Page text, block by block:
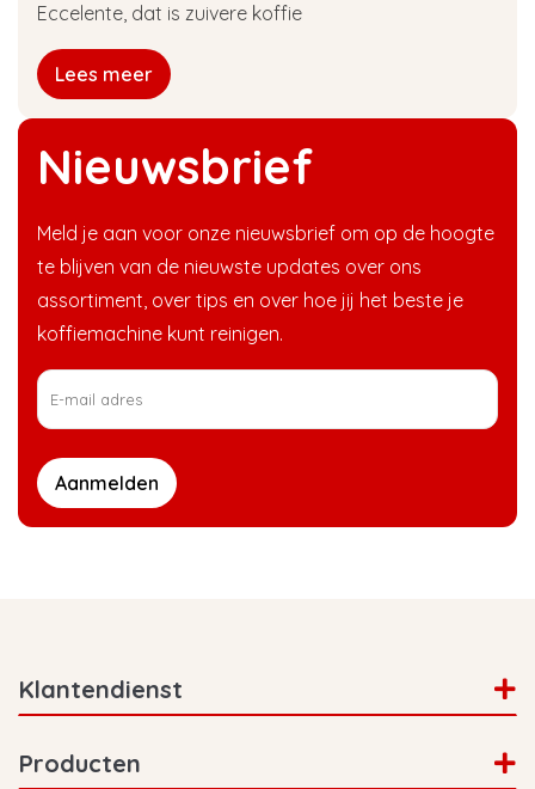
Nieuwsbrief
Meld je aan voor onze nieuwsbrief om op de hoogte
te blijven van de nieuwste updates over ons
assortiment, over tips en over hoe jij het beste je
koffiemachine kunt reinigen.
Aanmelden
Eccelente, dat is zuivere koffie
Lees meer
Klantendienst
Producten